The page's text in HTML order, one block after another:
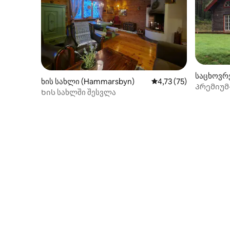
ხის სახლი (Hammarsbyn) საშუალო შეფასებაა
4,73 (75)
Ხის სახლში შესვლა
dö)